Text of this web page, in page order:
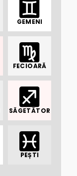
GEMENI
FECIOARĂ
SĂGETĂTOR
PEȘTI